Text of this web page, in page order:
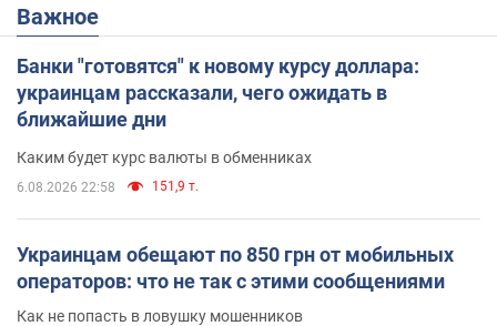
Важное
Банки "готовятся" к новому курсу доллара:
украинцам рассказали, чего ожидать в
ближайшие дни
Каким будет курс валюты в обменниках
6.08.2026 22:58 151,9 т.
Украинцам обещают по 850 грн от мобильных
операторов: что не так с этими сообщениями
Как не попасть в ловушку мошенников